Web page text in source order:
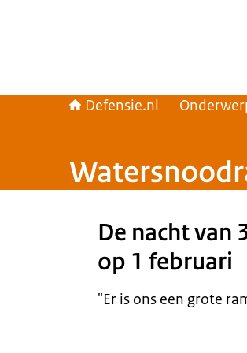
Defensie.nl
De nacht van
op 1 februari
"Er is ons een grote